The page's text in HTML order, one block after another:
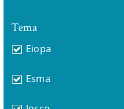
Tema
Eiopa
Esma